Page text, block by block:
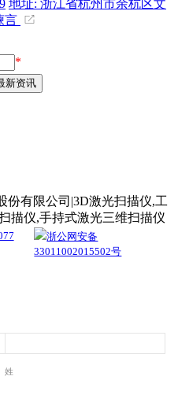
地址: 浙江省杭州市余杭区文
言
份有限公司|3D激光扫描仪,工
描仪,手持式激光三维扫描仪
浙公网安备
33011002015502号
姓